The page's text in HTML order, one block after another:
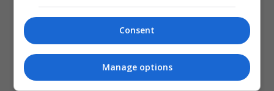
Consent
Manage options